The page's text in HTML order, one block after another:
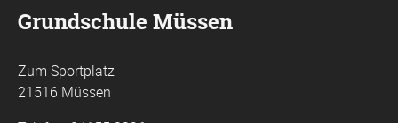
Grundschule Müssen
Zum Sportplatz
21516 Müssen